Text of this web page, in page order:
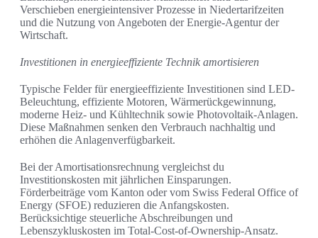
Verschieben energieintensiver Prozesse in Niedertarifzeiten
und die Nutzung von Angeboten der Energie-Agentur der
Wirtschaft.
Investitionen in energieeffiziente Technik amortisieren
Typische Felder für energieeffiziente Investitionen sind LED-
Beleuchtung, effiziente Motoren, Wärmerückgewinnung,
moderne Heiz- und Kühltechnik sowie Photovoltaik-Anlagen.
Diese Maßnahmen senken den Verbrauch nachhaltig und
erhöhen die Anlagenverfügbarkeit.
Bei der Amortisationsrechnung vergleichst du
Investitionskosten mit jährlichen Einsparungen.
Förderbeiträge vom Kanton oder vom Swiss Federal Office of
Energy (SFOE) reduzieren die Anfangskosten.
Berücksichtige steuerliche Abschreibungen und
Lebenszykluskosten im Total-Cost-of-Ownership-Ansatz.